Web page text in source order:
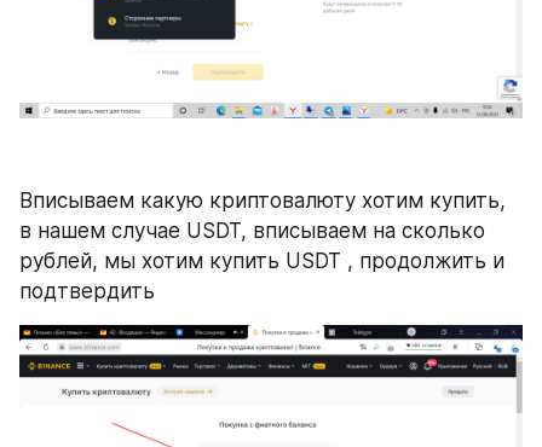
Вписываем какую криптовалюту хотим купить,
в нашем случае USDT, вписываем на сколько
рублей, мы хотим купить USDT , продолжить и
подтвердить